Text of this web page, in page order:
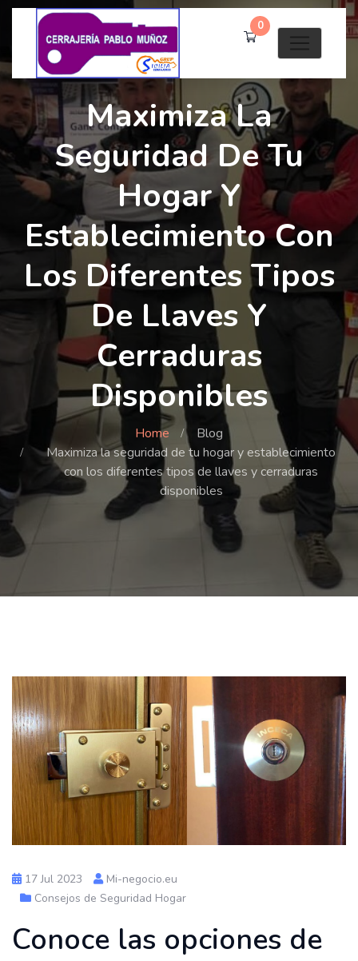
0
Maximiza La
Seguridad De Tu
Hogar Y
Establecimiento Con
Los Diferentes Tipos
De Llaves Y
Cerraduras
Disponibles
Home
Blog
Maximiza la seguridad de tu hogar y establecimiento
con los diferentes tipos de llaves y cerraduras
disponibles
17 Jul 2023
Mi-negocio.eu
Consejos de Seguridad Hogar
Conoce las opciones de